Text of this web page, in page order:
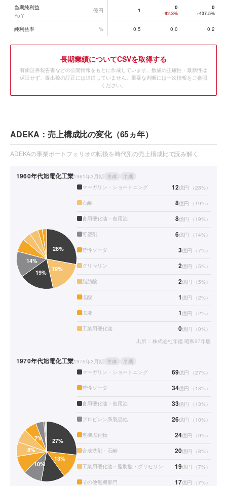
当期純利益
YoY
億円 1 0
−92.3%
0
+437.5%
純利益率 % 0.5 0.0 0.2
長期業績についてCSVを取得する
有価証券報告書などの公開情報をもとに作成しています。数値の正確性・最新性は
保証せず、提出後の訂正には追従していません。重要な判断には一次情報をご参照
ください。
ADEKA：売上構成比の変化（65ヵ年）
ADEKAの事業ポートフォリオの転換を時代別の売上構成比で読み解く
1960年代旭電化工業1961年3月期 単体
半期
マーガリン・ショートニング
12億円 （28%）
石鹸 8億円 （ 19%）
食用硬化油・食用油 8億円 （ 19%）
可塑剤 6億円 （ 14%）
苛性ソーダ 3億円 （7%）
グリセリン 2億円 （5%）
脂肪酸 2億円 （5%）
塩酸 1億円 （2%）
塩液 1億円 （2%）
工業用硬化油 0億円 （0%）
出所： 株式会社年鑑 昭和37年版
1970年代旭電化工業1975年3月期 単体
半期
マーガリン・ショートニング
69億円 （27%）
苛性ソーダ 34億円 （ 13%）
食用硬化油・食用油 33億円 （ 13%）
プロピレン系製品他 26億円 （ 10%）
無機塩化物 24億円 （9%）
合成洗剤・石鹸 20億円 （8%）
工業用硬化油・脂肪酸・グリセリン 19億円 （7%）
その他無機部門 17億円 （7%）